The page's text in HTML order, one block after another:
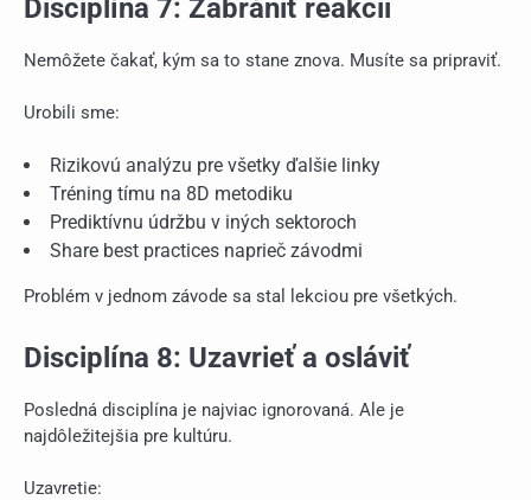
Disciplína 7: Zabrániť reakcii
Nemôžete čakať, kým sa to stane znova. Musíte sa pripraviť.
Urobili sme:
Rizikovú analýzu pre všetky ďalšie linky
Tréning tímu na 8D metodiku
Prediktívnu údržbu v iných sektoroch
Share best practices naprieč závodmi
Problém v jednom závode sa stal lekciou pre všetkých.
Disciplína 8: Uzavrieť a osláviť
Posledná disciplína je najviac ignorovaná. Ale je
najdôležitejšia pre kultúru.
Uzavretie: